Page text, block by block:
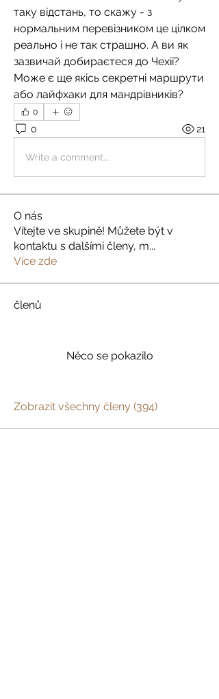
таку відстань, то скажу - з
нормальним перевізником це цілком
реально і не так страшно. А ви як
зазвичай добираєтеся до Чехії?
Може є ще якісь секретні маршрути
або лайфхаки для мандрівників?
0
0 21
Write a comment...
O nás
Vítejte ve skupině! Můžete být v
kontaktu s dalšími členy, m...
Více zde
členů
Něco se pokazilo
Zobrazit všechny členy (394)